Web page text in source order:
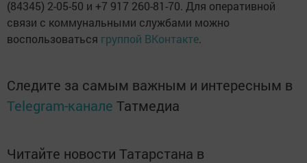
(84345) 2-05-50 и +7 917 260-81-70. Для оперативной
связи с коммунальными службами можно
воспользоваться группой ВКонтакте.
Следите за самым важным и интересным в
Telegram-канале Татмедиа
Читайте новости Татарстана в